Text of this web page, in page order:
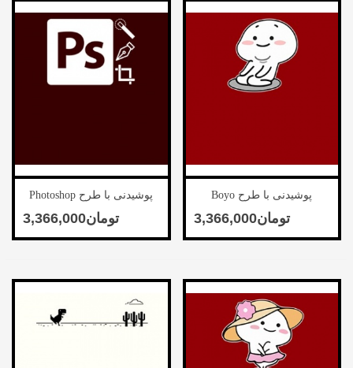
پوشیدنی با طرح Boyo
‎تومان3,366,000
پوشیدنی با طرح Photoshop
Tools